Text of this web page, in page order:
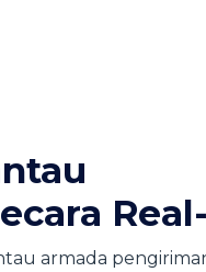
armada